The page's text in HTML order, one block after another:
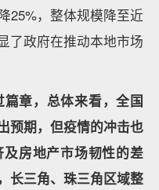
25%，整体规模降至近
了政府在推动本地市场
章，总体来看，全国
预期，但疫情的冲击也
房地产市场韧性的差
长三角、珠三角区域整